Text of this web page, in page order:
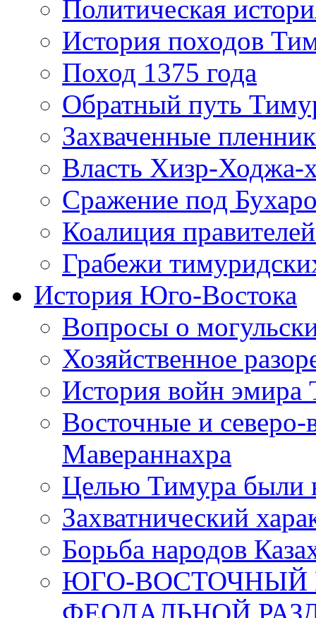
Политическая
История походов
Поход 1375 года
Обратный путь
Захваченные
Власть Хизр-Ходжа-
Сражение под
Коалиция
Грабежи
История Юго-Востока
Вопросы о
Хозяйственное
История войн эмира
Восточные и
Мавераннахра
Целью Тимура были
Захватнический
Борьба народов
ЮГО-ВОСТОЧНЫЙ